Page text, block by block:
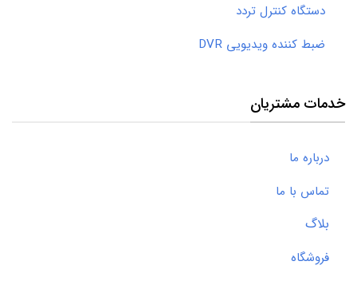
دستگاه کنترل تردد
ضبط کننده ویدیویی DVR
خدمات مشتریان
درباره ما
تماس با ما
بلاگ
فروشگاه